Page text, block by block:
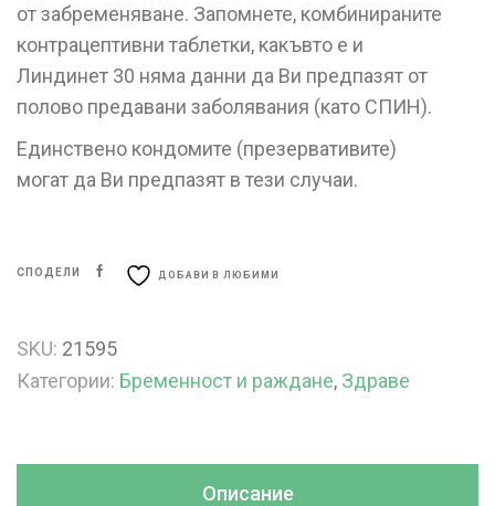
от забременяване. Запомнете, комбинираните
контрацептивни таблетки, какъвто е и
Линдинет 30 няма данни да Ви предпазят от
полово предавани заболявания (като СПИН).
Единствено кондомите (презервативите)
могат да Ви предпазят в тези случаи.
СПОДЕЛИ ДОБАВИ В ЛЮБИМИ
SKU: 21595
Категории: Бременност и раждане, Здраве
Описание